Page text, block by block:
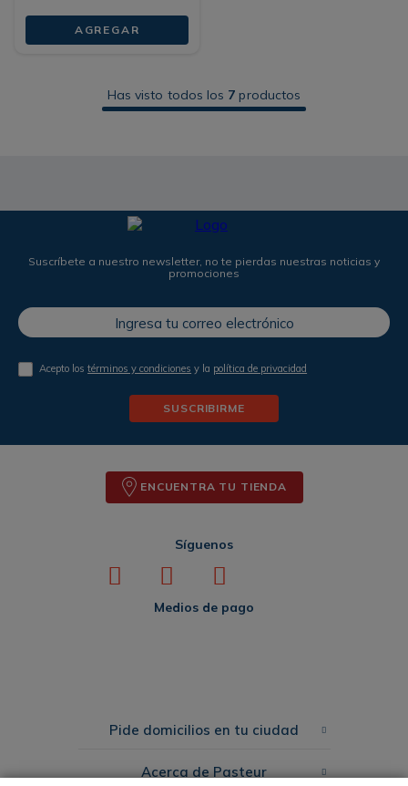
AGREGAR
Has visto todos los 7 productos
Suscríbete a nuestro newsletter, no te pierdas nuestras noticias y
promociones
Acepto lostérminos y condiciones y la política de privacidad
SUSCRIBIRME
ENCUENTRA TU TIENDA
Síguenos
Medios de pago
Pide domicilios en tu ciudad
Acerca de Pasteur